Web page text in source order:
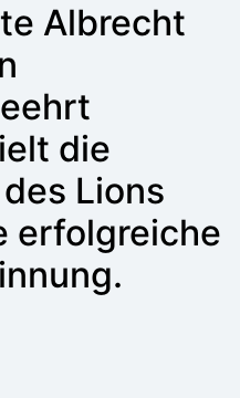
Albrecht
die
Lions
erfolgreiche